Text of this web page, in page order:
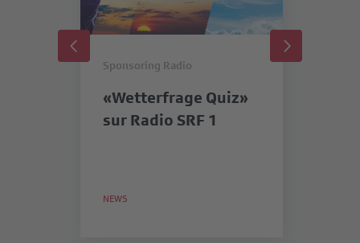
Sponsoring Radio
«Wetterfrage Quiz»
sur Radio SRF 1
NEWS